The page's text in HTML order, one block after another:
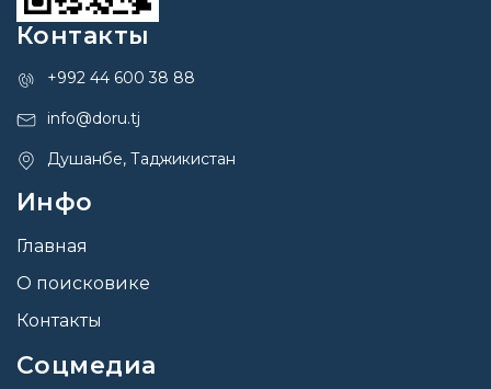
Контакты
+992 44 600 38 88
info@doru.tj
Душанбе, Таджикистан
Инфо
Главная
О поисковике
Контакты
Соцмедиа